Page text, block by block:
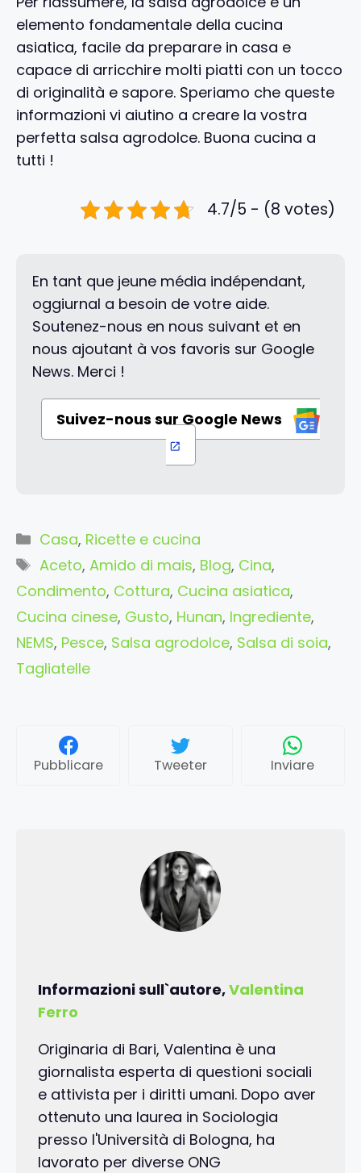
elemento fondamentale della cucina
asiatica, facile da preparare in casa e
capace di arricchire molti piatti con un tocco
di originalità e sapore. Speriamo che queste
informazioni vi aiutino a creare la vostra
perfetta salsa agrodolce. Buona cucina a
tutti !
4.7/5 - (8 votes)
En tant que jeune média indépendant,
oggiurnal a besoin de votre aide.
Soutenez-nous en nous suivant et en
nous ajoutant à vos favoris sur Google
News. Merci !
Suivez-nous sur Google News
Categorie
Casa, Ricette e cucina
Tag
Aceto, Amido di mais, Blog, Cina,
Condimento, Cottura, Cucina asiatica,
Cucina cinese, Gusto, Hunan, Ingrediente,
NEMS, Pesce, Salsa agrodolce, Salsa di soia,
Tagliatelle
Pubblicare Tweeter Inviare
Informazioni sull`autore,Valentina
Ferro
Originaria di Bari, Valentina è una
giornalista esperta di questioni sociali
e attivista per i diritti umani. Dopo aver
ottenuto una laurea in Sociologia
presso l'Università di Bologna, ha
lavorato per diverse ONG